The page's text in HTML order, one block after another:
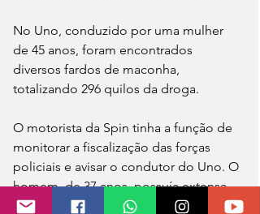
No Uno, conduzido por uma mulher
de 45 anos, foram encontrados
diversos fardos de maconha,
totalizando 296 quilos da droga.
O motorista da Spin tinha a função de
monitorar a fiscalização das forças
policiais e avisar o condutor do Uno. O
homem, de 37 anos, possuía extensa
ficha criminal.